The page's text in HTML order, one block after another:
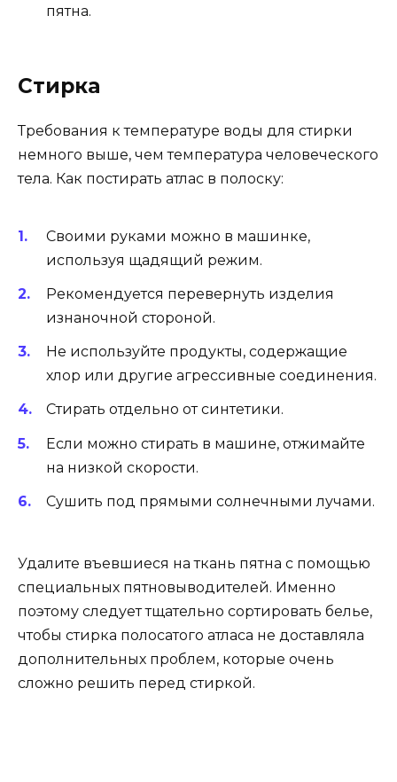
пятна.
Стирка
Требования к температуре воды для стирки
немного выше, чем температура человеческого
тела. Как постирать атлас в полоску:
Своими руками можно в машинке,
используя щадящий режим.
Рекомендуется перевернуть изделия
изнаночной стороной.
Не используйте продукты, содержащие
хлор или другие агрессивные соединения.
Стирать отдельно от синтетики.
Если можно стирать в машине, отжимайте
на низкой скорости.
Сушить под прямыми солнечными лучами.
Удалите въевшиеся на ткань пятна с помощью
специальных пятновыводителей. Именно
поэтому следует тщательно сортировать белье,
чтобы стирка полосатого атласа не доставляла
дополнительных проблем, которые очень
сложно решить перед стиркой.